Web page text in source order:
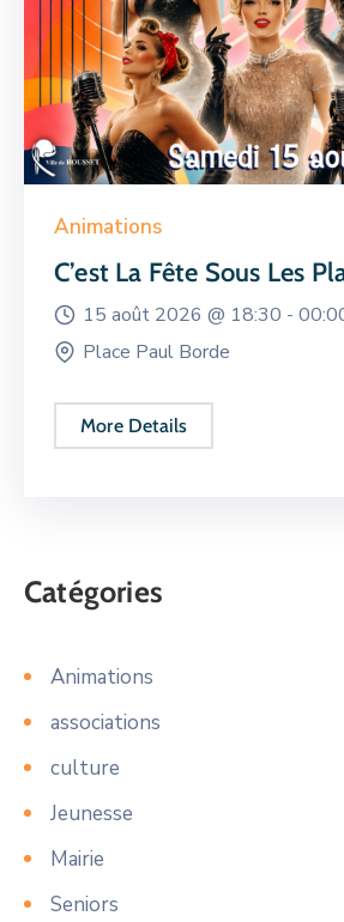
Animations
C’est La Fête Sous Les
15 août 2026 @ 18:30 -
Place Paul Borde
More Details
Catégories
Animations
associations
culture
Jeunesse
Mairie
Seniors